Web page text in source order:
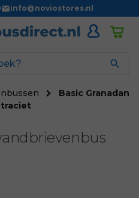
info@noviostores.nl

Basic Granadan